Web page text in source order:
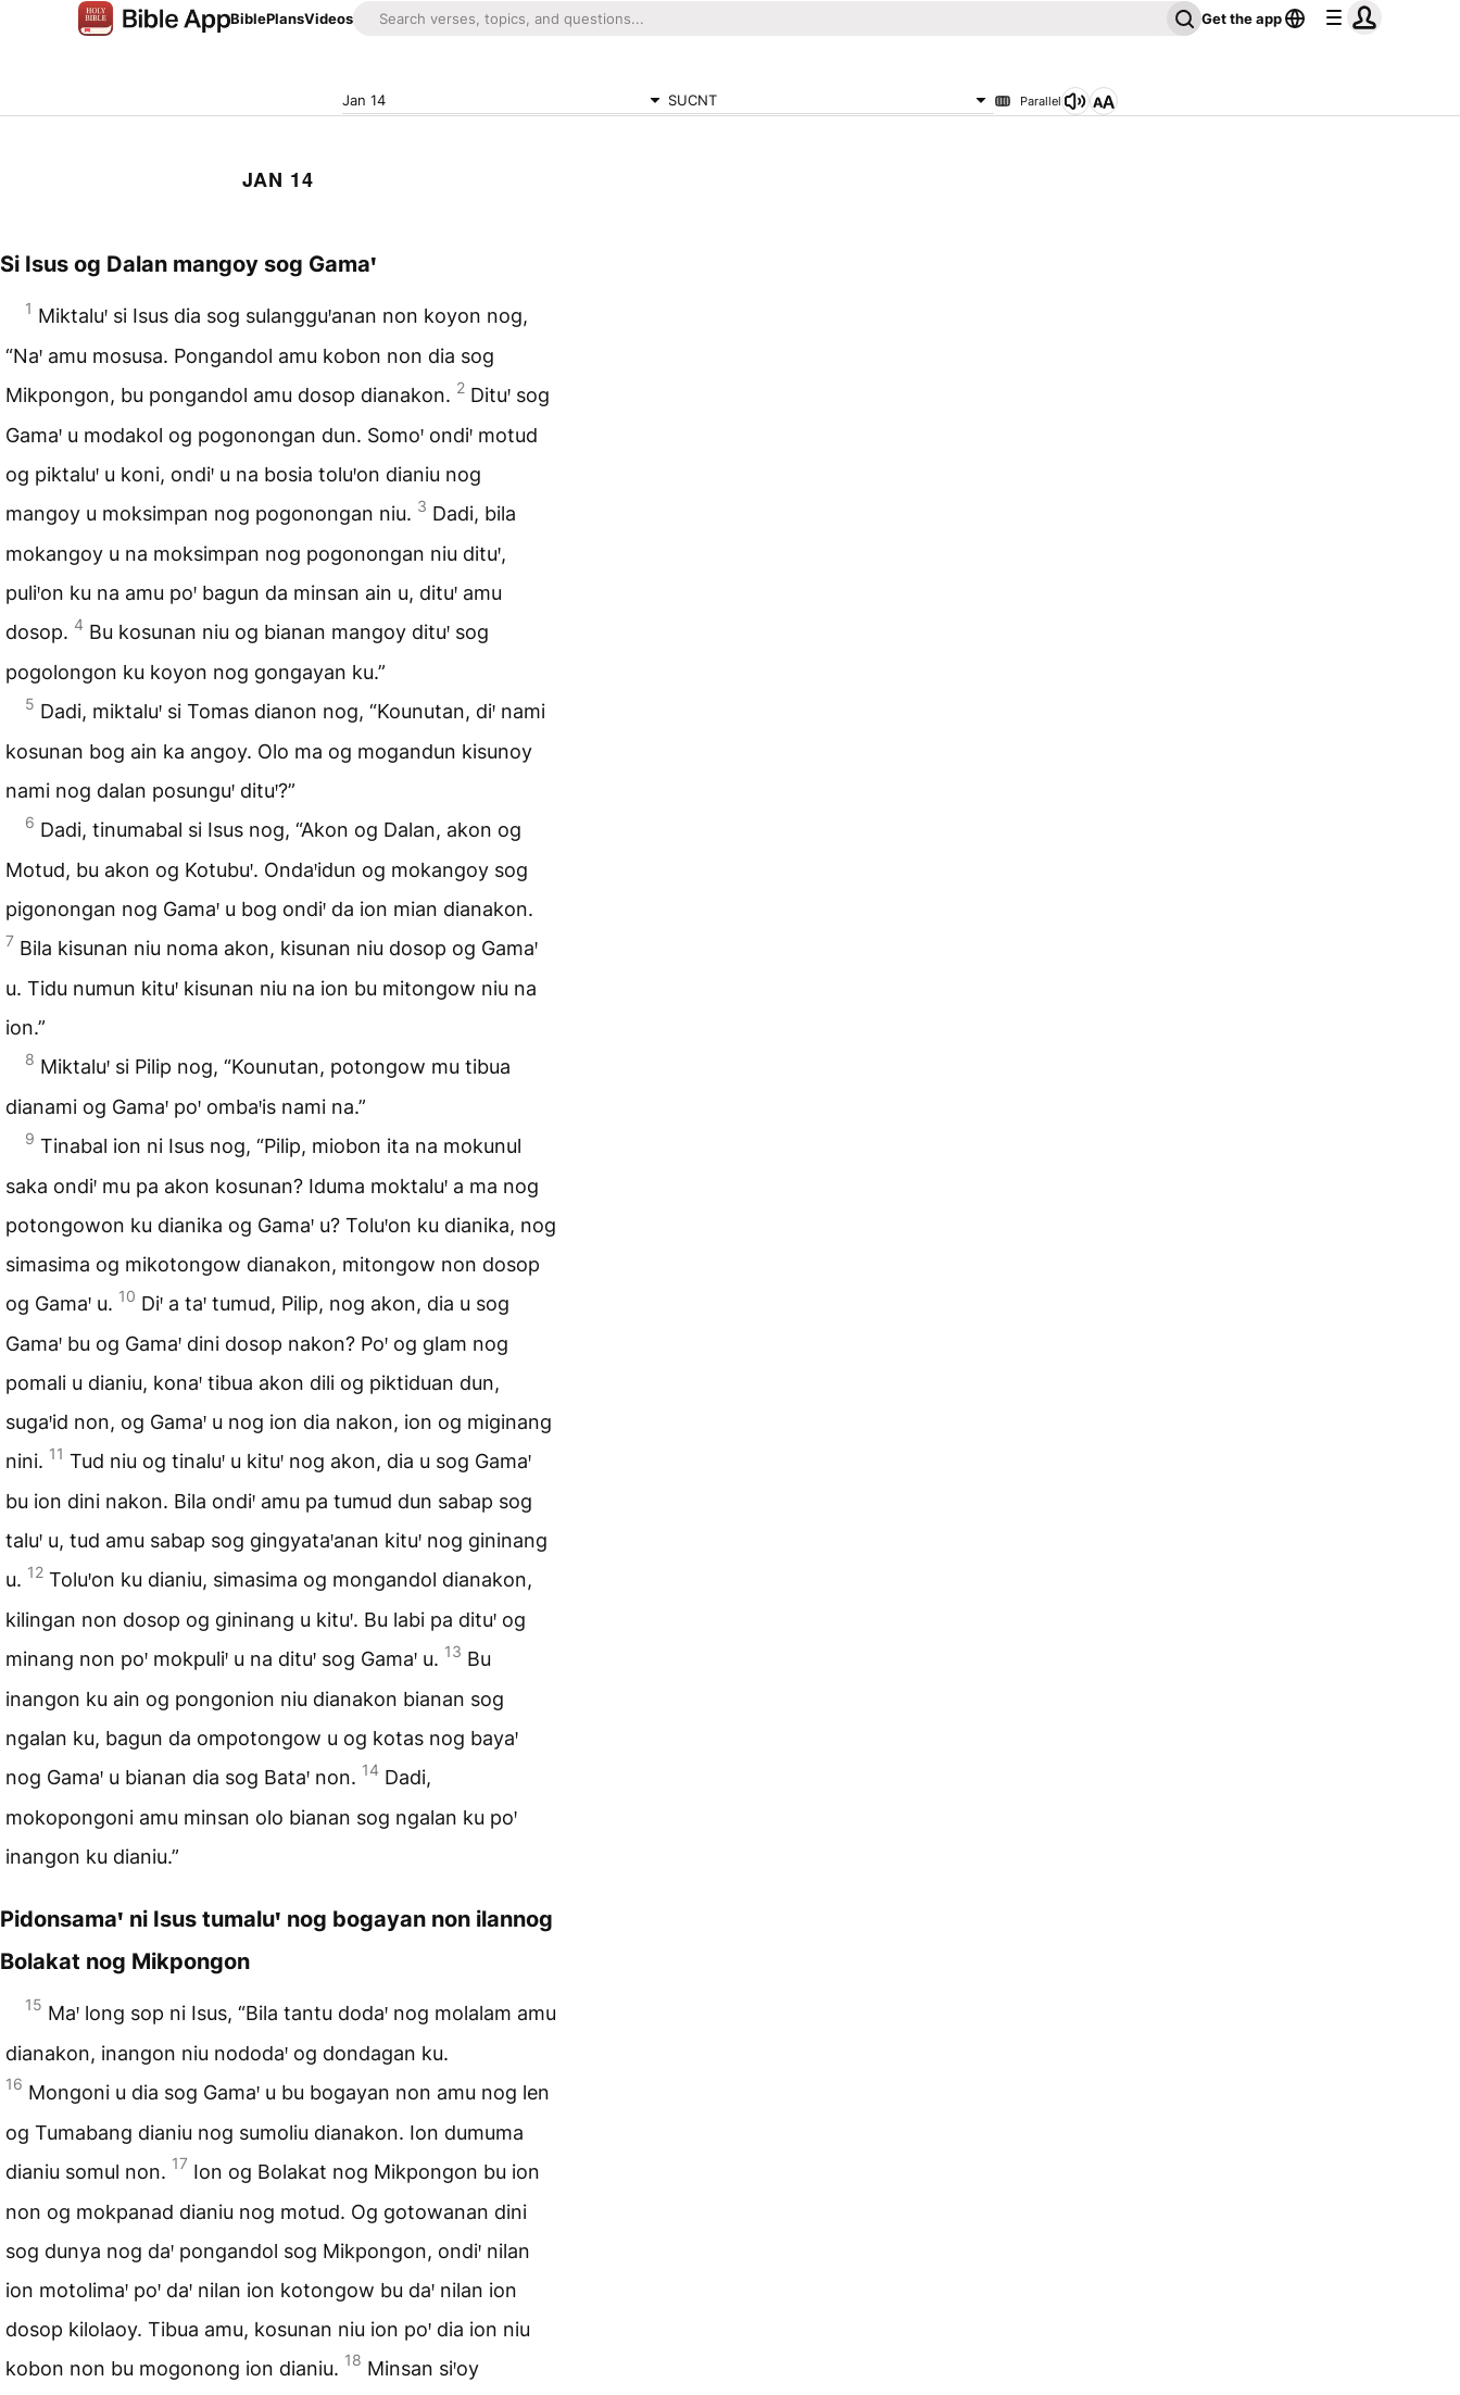
BiblePlansVideos Get the app
Jan 14 SUCNT Parallel
JAN 14
Si Isus og Dalan mangoy sog Gamaꞌ
1 Miktaluꞌ si Isus dia sog sulangguꞌanan non koyon nog,
“Naꞌ amu mosusa. Pongandol amu kobon non dia sog
Mikpongon, bu pongandol amu dosop dianakon. 2 Dituꞌ sog
Gamaꞌ u modakol og pogonongan dun. Somoꞌ ondiꞌ motud
og piktaluꞌ u koni, ondiꞌ u na bosia toluꞌon dianiu nog
mangoy u moksimpan nog pogonongan niu. 3 Dadi, bila
mokangoy u na moksimpan nog pogonongan niu dituꞌ,
puliꞌon ku na amu poꞌ bagun da minsan ain u, dituꞌ amu
dosop. 4 Bu kosunan niu og bianan mangoy dituꞌ sog
pogolongon ku koyon nog gongayan ku.”
5 Dadi, miktaluꞌ si Tomas dianon nog, “Kounutan, diꞌ nami
kosunan bog ain ka angoy. Olo ma og mogandun kisunoy
nami nog dalan posunguꞌ dituꞌ?”
6 Dadi, tinumabal si Isus nog, “Akon og Dalan, akon og
Motud, bu akon og Kotubuꞌ. Ondaꞌidun og mokangoy sog
pigonongan nog Gamaꞌ u bog ondiꞌ da ion mian dianakon.
7 Bila kisunan niu noma akon, kisunan niu dosop og Gamaꞌ
u. Tidu numun kituꞌ kisunan niu na ion bu mitongow niu na
ion.”
8 Miktaluꞌ si Pilip nog, “Kounutan, potongow mu tibua
dianami og Gamaꞌ poꞌ ombaꞌis nami na.”
9 Tinabal ion ni Isus nog, “Pilip, miobon ita na mokunul
saka ondiꞌ mu pa akon kosunan? Iduma moktaluꞌ a ma nog
potongowon ku dianika og Gamaꞌ u? Toluꞌon ku dianika, nog
simasima og mikotongow dianakon, mitongow non dosop
og Gamaꞌ u. 10 Diꞌ a taꞌ tumud, Pilip, nog akon, dia u sog
Gamaꞌ bu og Gamaꞌ dini dosop nakon? Poꞌ og glam nog
pomali u dianiu, konaꞌ tibua akon dili og piktiduan dun,
sugaꞌid non, og Gamaꞌ u nog ion dia nakon, ion og miginang
nini. 11 Tud niu og tinaluꞌ u kituꞌ nog akon, dia u sog Gamaꞌ
bu ion dini nakon. Bila ondiꞌ amu pa tumud dun sabap sog
taluꞌ u, tud amu sabap sog gingyataꞌanan kituꞌ nog gininang
u. 12 Toluꞌon ku dianiu, simasima og mongandol dianakon,
kilingan non dosop og gininang u kituꞌ. Bu labi pa dituꞌ og
minang non poꞌ mokpuliꞌ u na dituꞌ sog Gamaꞌ u. 13 Bu
inangon ku ain og pongonion niu dianakon bianan sog
ngalan ku, bagun da ompotongow u og kotas nog bayaꞌ
nog Gamaꞌ u bianan dia sog Bataꞌ non. 14 Dadi,
mokopongoni amu minsan olo bianan sog ngalan ku poꞌ
inangon ku dianiu.”
Pidonsamaꞌ ni Isus tumaluꞌ nog bogayan non ilannog
Bolakat nog Mikpongon
15 Maꞌ long sop ni Isus, “Bila tantu dodaꞌ nog molalam amu
dianakon, inangon niu nododaꞌ og dondagan ku.
16 Mongoni u dia sog Gamaꞌ u bu bogayan non amu nog len
og Tumabang dianiu nog sumoliu dianakon. Ion dumuma
dianiu somul non. 17 Ion og Bolakat nog Mikpongon bu ion
non og mokpanad dianiu nog motud. Og gotowanan dini
sog dunya nog daꞌ pongandol sog Mikpongon, ondiꞌ nilan
ion motolimaꞌ poꞌ daꞌ nilan ion kotongow bu daꞌ nilan ion
dosop kilolaoy. Tibua amu, kosunan niu ion poꞌ dia ion niu
kobon non bu mogonong ion dianiu. 18 Minsan siꞌoy